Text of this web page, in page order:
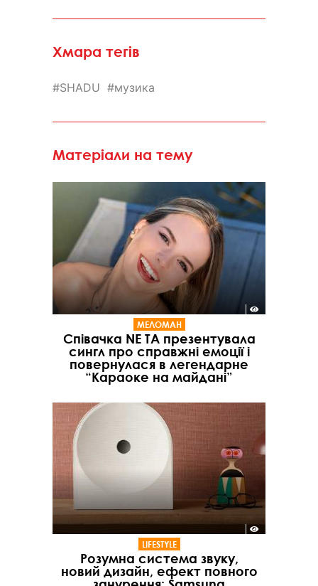
Хмара тегів
SHADU музика
Матеріали на тему
МЕЛОМАН
Співачка NE TA презентувала
сингл про справжні емоції і
повернулася в легендарне
“Караоке на майдані”
LIFESTYLE
Розумна система звуку,
новий дизайн, ефект повного